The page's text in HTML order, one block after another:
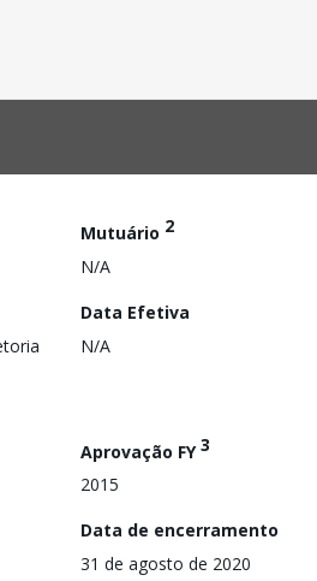
Mutuário 2
N/A
Data Efetiva
N/A
Aprovação FY3
2015
Data de encerramento
31 de agosto de 2020